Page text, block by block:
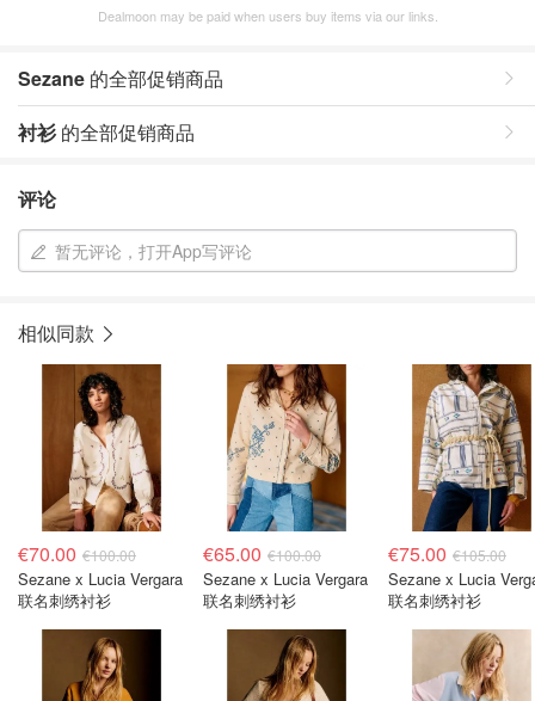
Dealmoon may be paid when users buy items via our links.
Sezane 的全部促销商品
衬衫的全部促销商品
评论
暂无评论，打开App写评论
相似同款
€70.00 €100.00
Sezane x Lucia Vergara
联名刺绣衬衫
€65.00 €100.00
Sezane x Lucia Vergara
联名刺绣衬衫
€75.00 €105.00
Sezane x Lucia
联名刺绣衬衫